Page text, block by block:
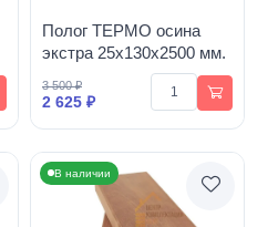
Полог ТЕРМО осина
экстра 25х130х2500 мм.
3 500 ₽
2 625 ₽
В наличии